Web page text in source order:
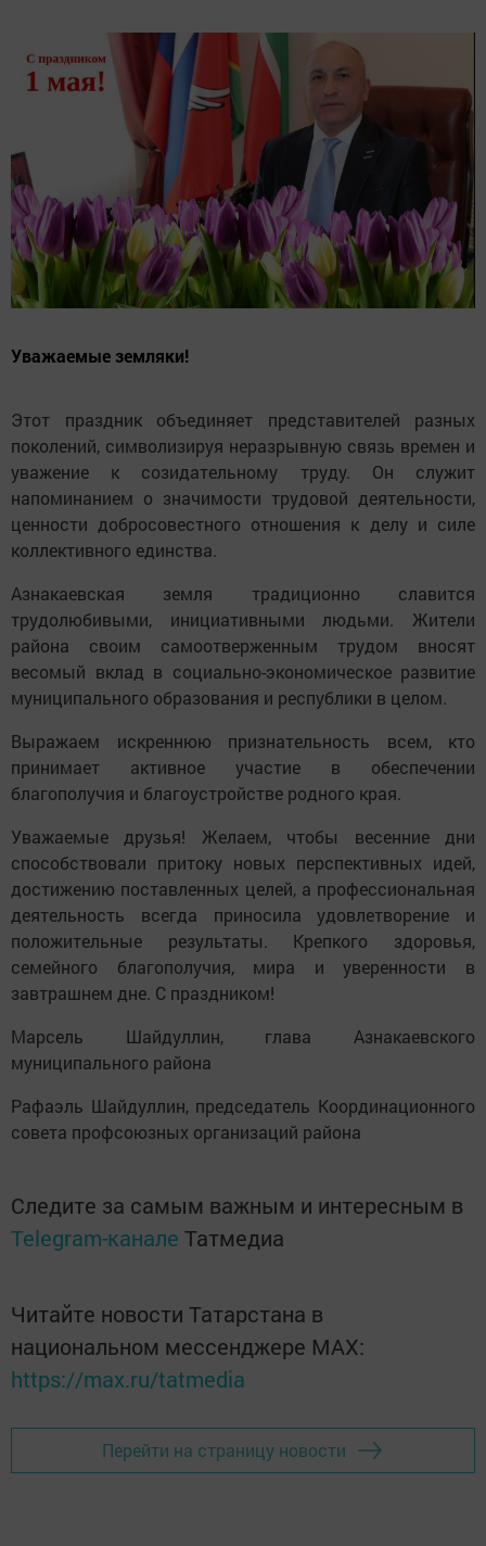
Уважаемые земляки!
Этот праздник объединяет представителей разных
поколений, символизируя неразрывную связь времен и
уважение к созидательному труду. Он служит
напоминанием о значимости трудовой деятельности,
ценности добросовестного отношения к делу и силе
коллективного единства.
Азнакаевская земля традиционно славится
трудолюбивыми, инициативными людьми. Жители
района своим самоотверженным трудом вносят
весомый вклад в социально-экономическое развитие
муниципального образования и республики в целом.
Выражаем искреннюю признательность всем, кто
принимает активное участие в обеспечении
благополучия и благоустройстве родного края.
Уважаемые друзья! Желаем, чтобы весенние дни
способствовали притоку новых перспективных идей,
достижению поставленных целей, а профессиональная
деятельность всегда приносила удовлетворение и
положительные результаты. Крепкого здоровья,
семейного благополучия, мира и уверенности в
завтрашнем дне. С праздником!
Марсель Шайдуллин, глава Азнакаевского
муниципального района
Рафаэль Шайдуллин, председатель Координационного
совета профсоюзных организаций района
Следите за самым важным и интересным в
Telegram-канале Татмедиа
Читайте новости Татарстана в
национальном мессенджере MАХ:
https://max.ru/tatmedia
Перейти на страницу новости